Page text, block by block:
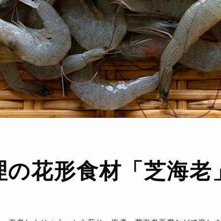
の花形食材 「芝海